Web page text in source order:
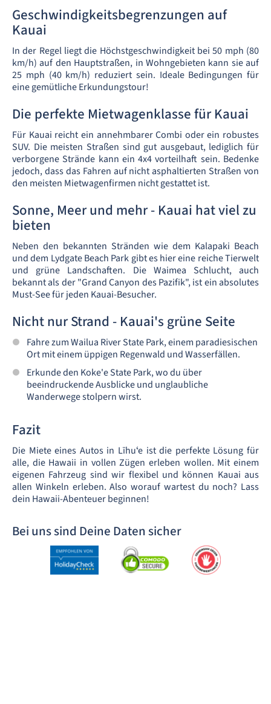
Geschwindigkeitsbegrenzungen auf
Kauai
In der Regel liegt die Höchstgeschwindigkeit bei 50 mph (80
km/h) auf den Hauptstraßen, in Wohngebieten kann sie auf
25 mph (40 km/h) reduziert sein. Ideale Bedingungen für
eine gemütliche Erkundungstour!
Die perfekte Mietwagenklasse für Kauai
Für Kauai reicht ein annehmbarer Combi oder ein robustes
SUV. Die meisten Straßen sind gut ausgebaut, lediglich für
verborgene Strände kann ein 4x4 vorteilhaft sein. Bedenke
jedoch, dass das Fahren auf nicht asphaltierten Straßen von
den meisten Mietwagenfirmen nicht gestattet ist.
Sonne, Meer und mehr - Kauai hat viel zu
bieten
Neben den bekannten Stränden wie dem Kalapaki Beach
und dem Lydgate Beach Park gibt es hier eine reiche Tierwelt
und grüne Landschaften. Die Waimea Schlucht, auch
bekannt als der "Grand Canyon des Pazifik", ist ein absolutes
Must-See für jeden Kauai-Besucher.
Nicht nur Strand - Kauai's grüne Seite
Fahre zum Wailua River State Park, einem paradiesischen
Ort mit einem üppigen Regenwald und Wasserfällen.
Erkunde den Koke'e State Park, wo du über
beeindruckende Ausblicke und unglaubliche
Wanderwege stolpern wirst.
Fazit
Die Miete eines Autos in Līhuʻe ist die perfekte Lösung für
alle, die Hawaii in vollen Zügen erleben wollen. Mit einem
eigenen Fahrzeug sind wir flexibel und können Kauai aus
allen Winkeln erleben. Also worauf wartest du noch? Lass
dein Hawaii-Abenteuer beginnen!
Bei uns sind Deine Daten sicher